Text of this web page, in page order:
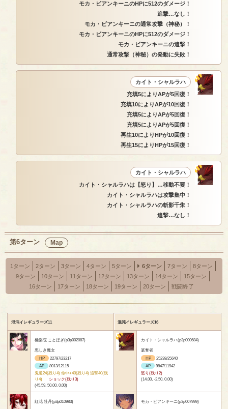
モカ・ビアンキーニのHPに512のダメージ！
追撃…なし！
モカ・ビアンキーニの通常攻撃（神秘）！
モカ・ビアンキーニのHPに512のダメージ！
モカ・ビアンキーニの追撃！
通常攻撃（神秘）の発動に失敗！
カイト・シャルラハ
充填5によりAPが5回復！
充填10によりAPが10回復！
充填5によりAPが5回復！
充填5によりAPが5回復！
再生10によりHPが10回復！
再生15によりHPが15回復！
カイト・シャルラハ
カイト・シャルラハは【怒り】…移動不要！
カイト・シャルラハは攻撃集中！
カイト・シャルラハの斬影千朱！
追撃…なし！
第6ターン Map
1ターン 2ターン 3ターン 4ターン 5ターン 6ターン 7ターン
8ターン
9ターン
10ターン 11ターン 12ターン 13ターン 14ターン
15ターン
16ターン
17ターン 18ターン 19ターン 20ターン 戦闘終了
混沌イレギュラーズ11 混沌イレギュラーズ16
極楽院 ことほぎ(p3p002087)
悪しき魔女
HP
22797/23217
AP
8013/12115
鬼道24(残り4) 命中+40(残り4) 追撃40(残
り4)
ショック(残り3)
(45.59, 50.00, 0.00)
カイト・シャルラハ(p3p000684)
簒奪者
HP
25238/25640
AP
9847/11942
怒り(残り2)
(14.00, -2.50, 0.00)
紅花 牡丹(p3p010983)
モカ・ビアンキーニ(p3p007999)